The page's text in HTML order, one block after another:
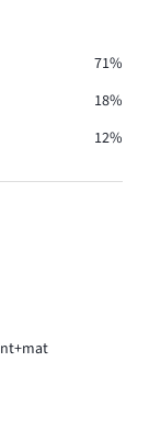
71%
18%
12%